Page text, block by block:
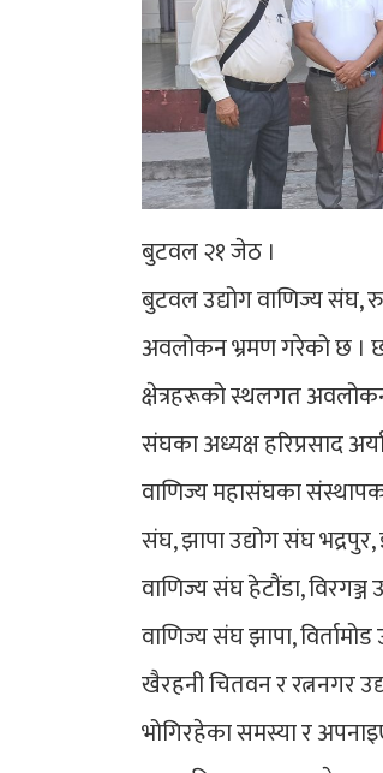
बुटवल २१ जेठ ।
बुटवल उद्योग वाणिज्य संघ,
अवलोकन भ्रमण गरेको छ । छ
क्षेत्रहरूको स्थलगत अवलोकन
संघका अध्यक्ष हरिप्रसाद
वाणिज्य महासंघका
संघ, झापा उद्योग संघ
वाणिज्य संघ हेटौंडा,
वाणिज्य संघ झापा,
खैरहनी चितवन र रत्ननगर
भोगिरहेका समस्या र